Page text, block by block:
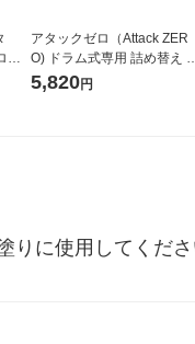
ハ
レ
アタックゼロ（Attack ZER
O) ドラム式専用 詰め替え
ガジャンボ 2300g 1セット
5,820円
りに使用してくださ